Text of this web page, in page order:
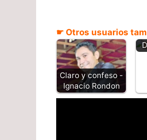
☛ Otros usuarios
Claro y confeso -
Ignacio Rondon